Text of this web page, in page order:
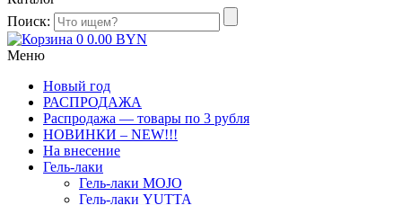
Поиск:
0 0.00 BYN
Меню
Новый год
РАСПРОДАЖА
Распродажа — товары по 3 рубля
НОВИНКИ – NEW!!!
На внесение
Гель-лаки
Гель-лаки MOJO
Гель-лаки YUTTA